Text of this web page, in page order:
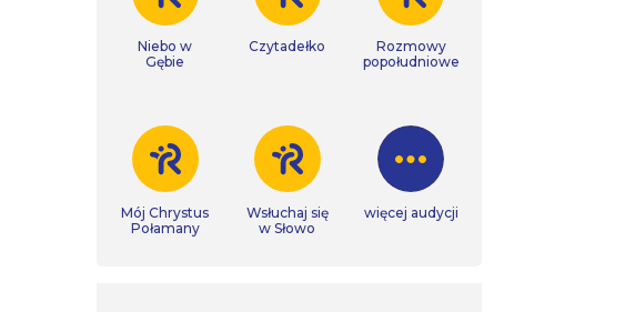
Niebo w
Gębie
Czytadełko
Rozmowy
popołudniowe
Mój Chrystus
Połamany
Wsłuchaj się
w Słowo
więcej audycji